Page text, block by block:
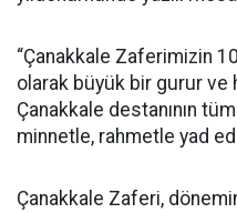
“Çanakkale Zaferimizin
olarak büyük bir gurur ve
Çanakkale destanının
minnetle, rahmetle yad
Çanakkale Zaferi,